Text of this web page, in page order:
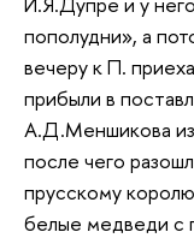
пополудни», а
вечеру к П.
прибыли в
А.Д.Меншикова
после чего
прусскому
белые медведи с